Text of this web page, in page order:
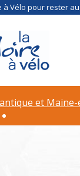
Vélo pour rester
et